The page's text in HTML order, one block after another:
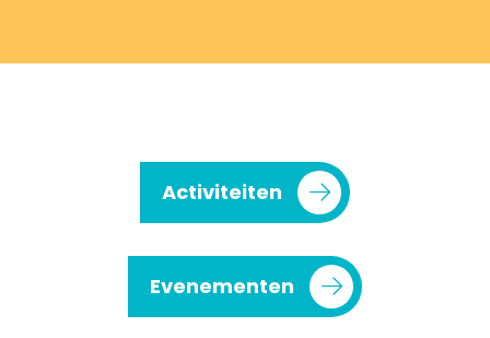
Activiteiten
Evenementen